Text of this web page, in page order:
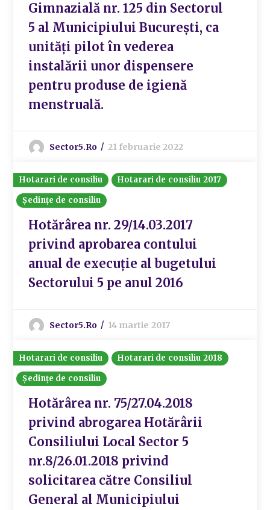
Gimnazială nr. 125 din Sectorul
5 al Municipiului București, ca
unități pilot în vederea
instalării unor dispensere
pentru produse de igienă
menstruală.
Sector5.ro 21 februarie 2022
Hotarari de consiliu
Hotarari de consiliu 2017
Ședințe de consiliu
Hotărârea nr. 29/14.03.2017
privind aprobarea contului
anual de execuție al bugetului
Sectorului 5 pe anul 2016
Sector5.ro 14 martie 2017
Hotarari de consiliu
Hotarari de consiliu 2018
Ședințe de consiliu
Hotărârea nr. 75/27.04.2018
privind abrogarea Hotărârii
Consiliului Local Sector 5
nr.8/26.01.2018 privind
solicitarea către Consiliul
General al Municipiului